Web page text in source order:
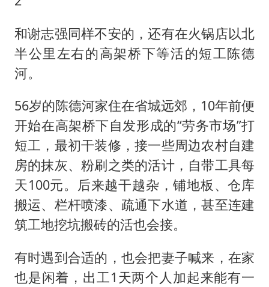
和谢志强同样不安的，还有在火锅店以北
半公里左右的高架桥下等活的短工陈德
河。
56岁的陈德河家住在省城远郊，10年前便
开始在高架桥下自发形成的“劳务市场”打
短工，最初干装修，接一些周边农村自建
房的抹灰、粉刷之类的活计，自带工具每
天100元。后来越干越杂，铺地板、仓库
搬运、栏杆喷漆、疏通下水道，甚至连建
筑工地挖坑搬砖的活也会接。
有时遇到合适的，也会把妻子喊来，在家
也是闲着，出工1天两个人加起来能有一